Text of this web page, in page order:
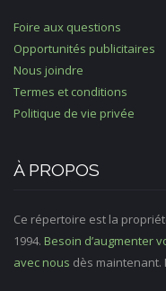
Foire aux questions
Opportunités publicitaires
Nous joindre
Termes et conditions
Politique de vie privée
À PROPOS
Ce répertoire est la
1994. Besoin d’augmenter
avec nous dès maintenant.